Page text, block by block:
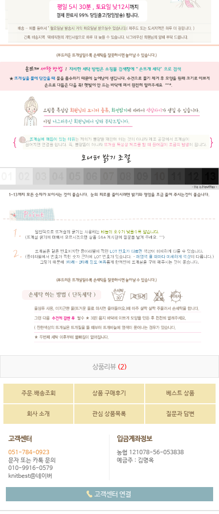
상품리뷰 (2)
주문.배송조회 상품 구매후기 베스트 상품
회사 소개 관심 상품목록 질문과 답변
고객센터
051-784-0923
문자 또는 카톡 문의
010-9916-0579
knitbest@네이버
입금계좌정보
농협 121078-56-053838
예금주 : 김명옥
고객센터 연결